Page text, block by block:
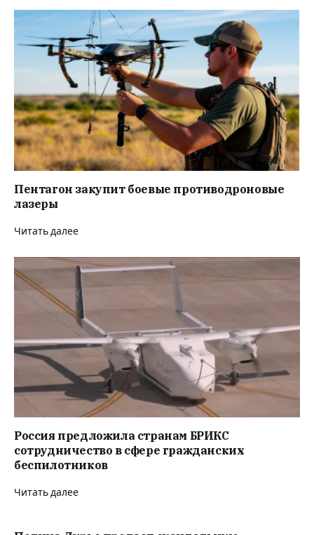
Пентагон закупит боевые противодроновые
лазеры
Читать далее
Россия предложила странам БРИКС
сотрудничество в сфере гражданских
беспилотников
Читать далее